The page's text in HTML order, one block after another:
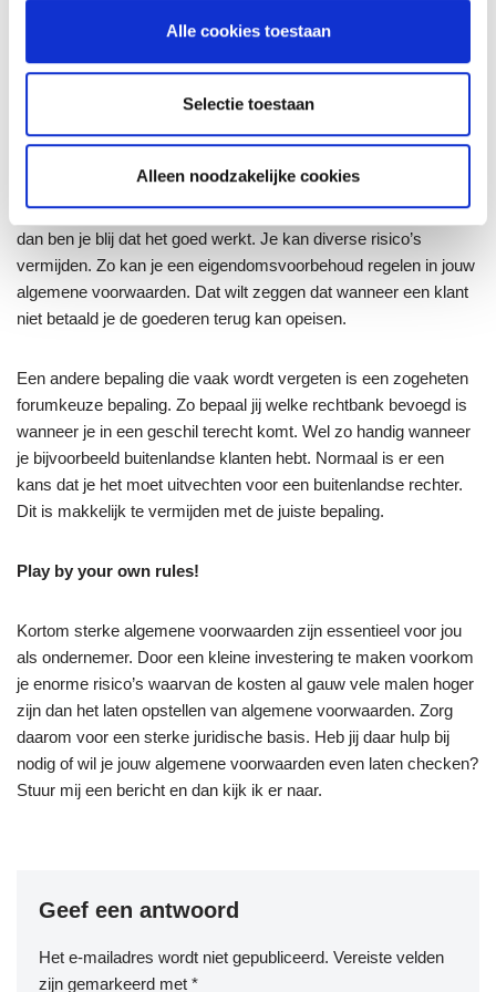
Alle cookies toestaan
Selectie toestaan
Alleen noodzakelijke cookies
gemaakte algemene voorwaarden zodat jouw bedrijf op de juiste
manier wordt beschermd.
Zie algemene voorwaarden als een soort verzekering. Je hoopt
er nooit gebruik van te maken, maar wanneer het echt nodig is
dan ben je blij dat het goed werkt. Je kan diverse risico’s
vermijden. Zo kan je een eigendomsvoorbehoud regelen in jouw
algemene voorwaarden. Dat wilt zeggen dat wanneer een klant
niet betaald je de goederen terug kan opeisen.
Een andere bepaling die vaak wordt vergeten is een zogeheten
forumkeuze bepaling. Zo bepaal jij welke rechtbank bevoegd is
wanneer je in een geschil terecht komt. Wel zo handig wanneer
je bijvoorbeeld buitenlandse klanten hebt. Normaal is er een
kans dat je het moet uitvechten voor een buitenlandse rechter.
Dit is makkelijk te vermijden met de juiste bepaling.
Play by your own rules!
Kortom sterke algemene voorwaarden zijn essentieel voor jou
als ondernemer. Door een kleine investering te maken voorkom
je enorme risico’s waarvan de kosten al gauw vele malen hoger
zijn dan het laten opstellen van algemene voorwaarden. Zorg
daarom voor een sterke juridische basis. Heb jij daar hulp bij
nodig of wil je jouw algemene voorwaarden even laten checken?
Stuur mij een bericht en dan kijk ik er naar.
Geef een antwoord
Het e-mailadres wordt niet gepubliceerd. Vereiste velden
zijn gemarkeerd met *